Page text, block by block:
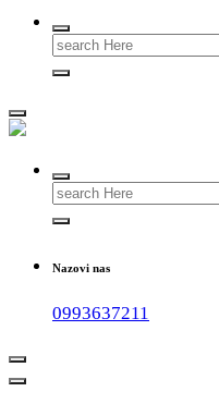
Search
for:
#teammladost
Search
for:
Nazovi nas
0993637211